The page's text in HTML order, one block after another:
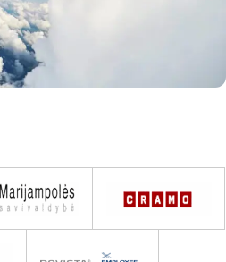
nuotykį?